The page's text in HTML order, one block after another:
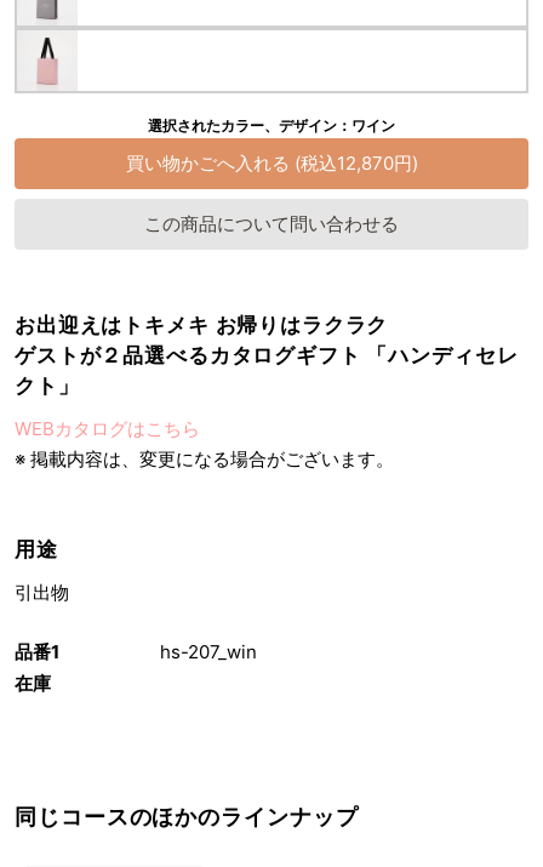
品番1
hs-207_win
在庫
選択されたカラー、デザイン：ワイン
この商品について問い合わせる
お出迎えはトキメキ お帰りはラクラク
ゲストが２品選べるカタログギフト 「ハンディセレ
クト」
WEBカタログはこちら
※ 掲載内容は、変更になる場合がございます。
用途
引出物
同じコースのほかのラインナップ